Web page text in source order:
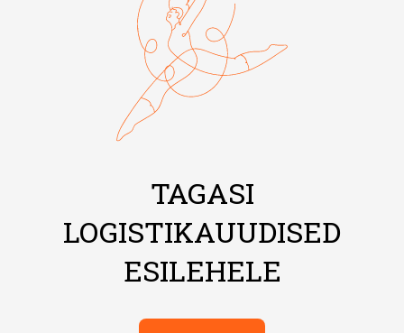
TAGASI
LOGISTIKAUUDISED
ESILEHELE